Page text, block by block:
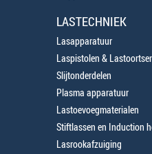
LASTECHNIEK
Lasapparatuur
Laspistolen &
Slijtonderdelen
Plasma apparatuur
Lastoevoegmaterialen
Stiftlassen en Induction
Lasrookafzuiging